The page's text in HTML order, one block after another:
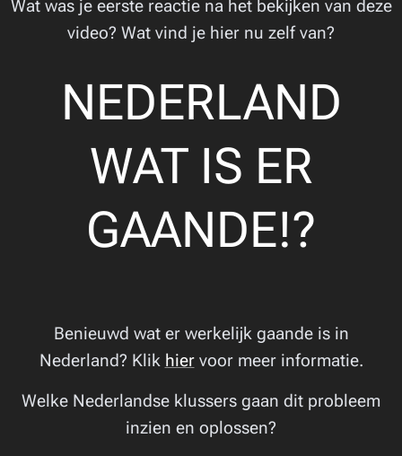
Wat was je eerste reactie na het bekijken van deze
video? Wat vind je hier nu zelf van?
NEDERLAND
WAT IS ER
GAANDE!?
Benieuwd wat er werkelijk gaande is in
Nederland? Klik hiervoor meer informatie.
Welke Nederlandse klussers gaan dit probleem
inzien en oplossen?